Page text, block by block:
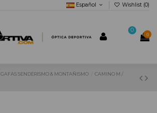
Español Wishlist (0)
0
0
GAFAS SENDERISMO & MONTAÑISMO
CAMINO M /